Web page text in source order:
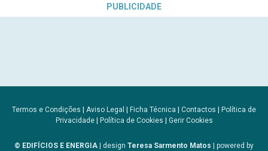
PUBLICIDADE
Termos e Condições | Aviso Legal | Ficha Técnica | Contactos | Política de
Privacidade| Política de Cookies | Gerir Cookies
© EDIFÍCIOS E ENERGIA | design Teresa Sarmento Matos | powered by